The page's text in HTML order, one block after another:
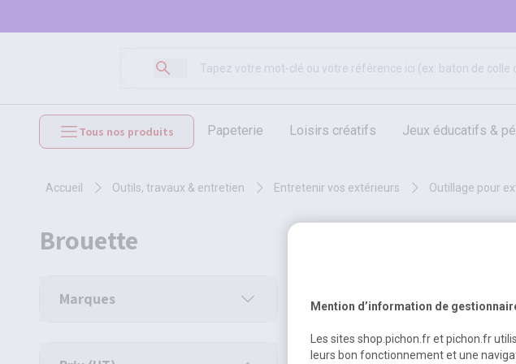
Tous nos produits papeterie loisirs créatifs jeux éducatifs &
accueil outils, travaux & entretien entretenir vos extérieurs outillage pour
brouette
Marques Mention d’information de
Les sites shop.pichon.fr et pichon.fr
leurs bon fonctionnement et une